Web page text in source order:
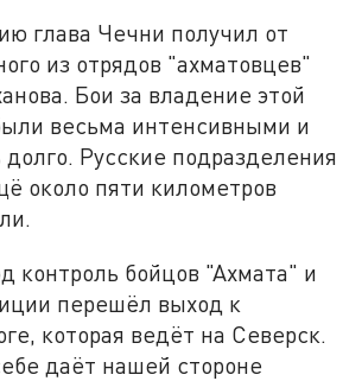
глава Чечни получил от
из отрядов "ахматовцев"
Бои за владение этой
весьма интенсивными и
Русские подразделения
около пяти километров
контроль бойцов "Ахмата" и
перешёл выход к
которая ведёт на Северск.
даёт нашей стороне